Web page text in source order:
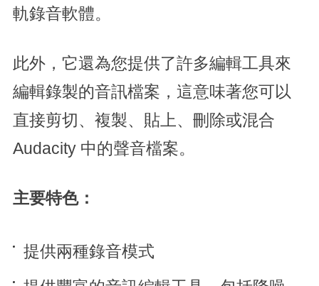
軌錄音軟體。
此外，它還為您提供了許多編輯工具來
編輯錄製的音訊檔案，這意味著您可以
直接剪切、複製、貼上、刪除或混合
Audacity 中的聲音檔案。
主要特色：
提供兩種錄音模式